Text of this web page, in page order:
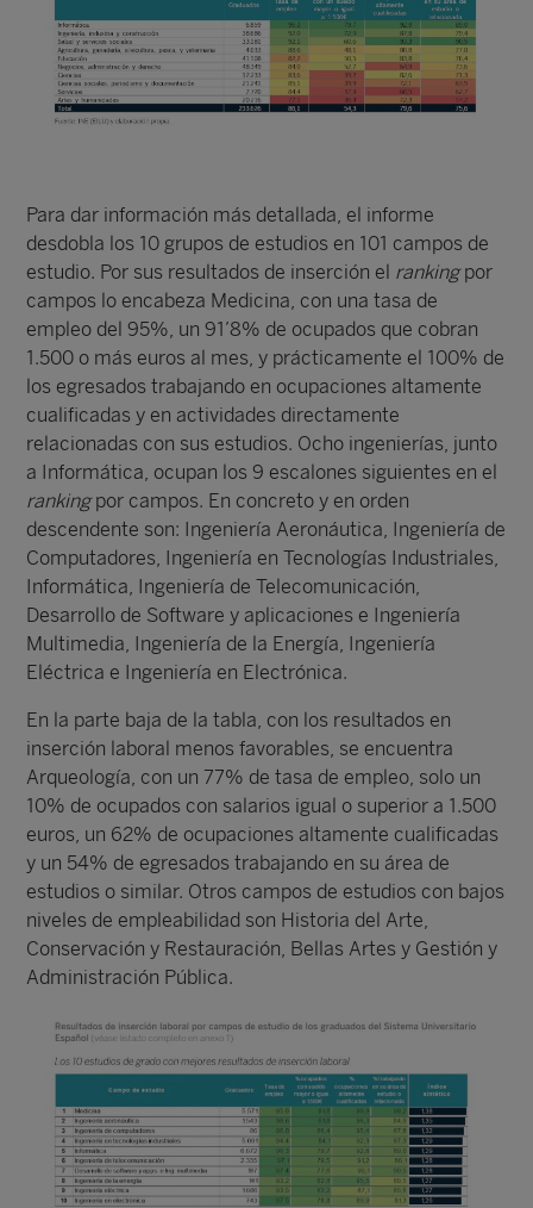
Para dar información más detallada, el informe
desdobla los 10 grupos de estudios en 101 campos de
estudio. Por sus resultados de inserción el rankingpor
campos lo encabeza Medicina, con una tasa de
empleo del 95%, un 91’8% de ocupados que cobran
1.500 o más euros al mes, y prácticamente el 100% de
los egresados trabajando en ocupaciones altamente
cualificadas y en actividades directamente
relacionadas con sus estudios. Ocho ingenierías, junto
a Informática, ocupan los 9 escalones siguientes en el
rankingpor campos. En concreto y en orden
descendente son: Ingeniería Aeronáutica, Ingeniería de
Computadores, Ingeniería en Tecnologías Industriales,
Informática, Ingeniería de Telecomunicación,
Desarrollo de Software y aplicaciones e Ingeniería
Multimedia, Ingeniería de la Energía, Ingeniería
Eléctrica e Ingeniería en Electrónica.
En la parte baja de la tabla, con los resultados en
inserción laboral menos favorables, se encuentra
Arqueología, con un 77% de tasa de empleo, solo un
10% de ocupados con salarios igual o superior a 1.500
euros, un 62% de ocupaciones altamente cualificadas
y un 54% de egresados trabajando en su área de
estudios o similar. Otros campos de estudios con bajos
niveles de empleabilidad son Historia del Arte,
Conservación y Restauración, Bellas Artes y Gestión y
Administración Pública.